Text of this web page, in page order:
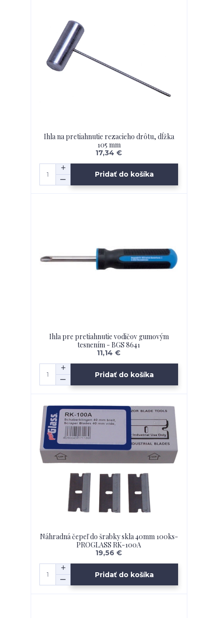
Ihla na pretiahnutie rezacieho drôtu, dĺžka
105 mm
17,34 €
Pridať do košíka
Ihla pre pretiahnutie vodičov gumovým
tesnením - BGS 8641
11,14 €
Pridať do košíka
Náhradná čepeľ do šrabky skla 40mm 100ks-
PROGLASS RK-100A
19,56 €
Pridať do košíka